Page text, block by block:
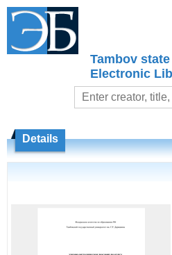
Tambov
Electronic
Details